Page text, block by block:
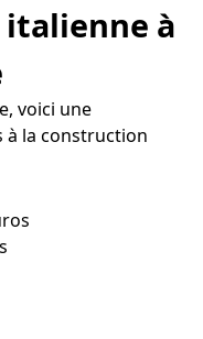
à
voici une
à la construction